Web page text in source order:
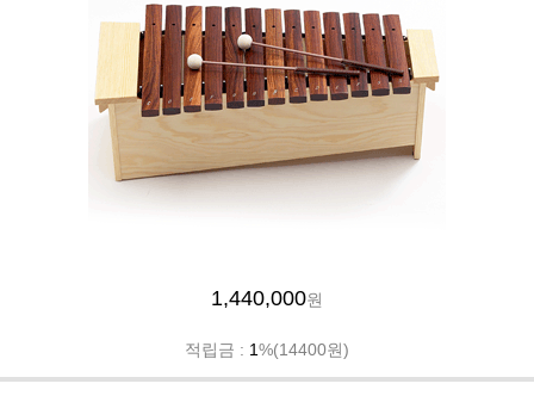
1,440,000원
적립금 : 1%(14400원)